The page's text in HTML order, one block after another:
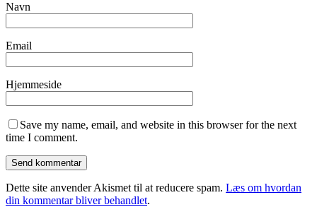
Navn
Email
Hjemmeside
Save my name, email, and website in this browser for the next
time I comment.
Dette site anvender Akismet til at reducere spam. Læs om hvordan
din kommentar bliver behandlet.